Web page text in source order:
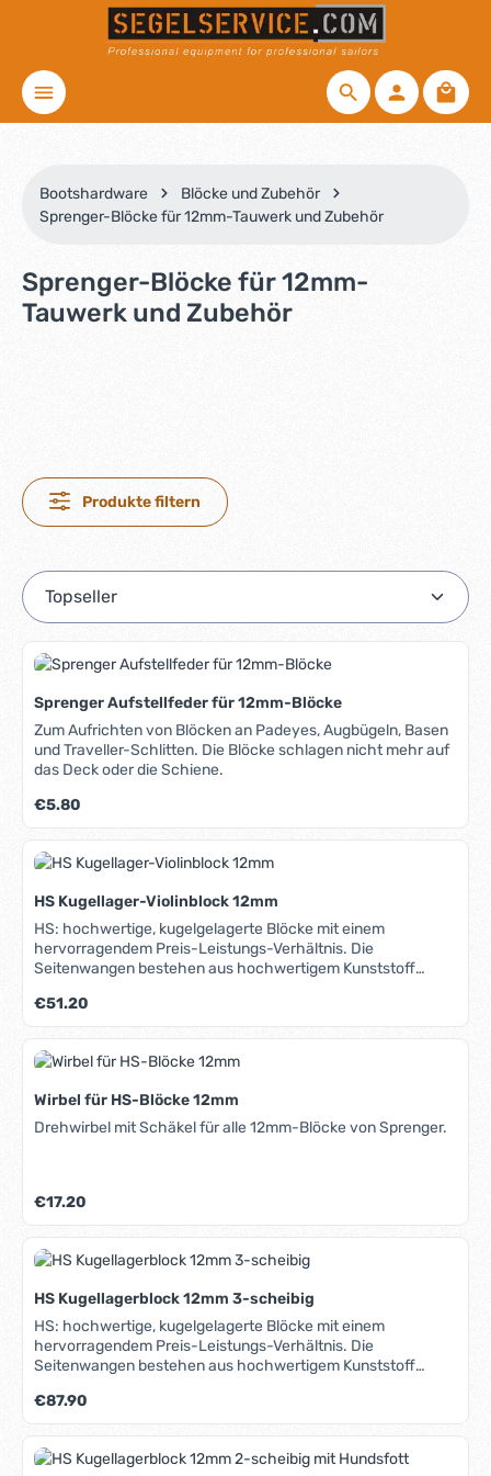
Zum Hauptinhalt springen
Bootshardware
Blöcke und Zubehör
Sprenger-Blöcke für 12mm-Tauwerk und Zubehör
Sprenger-Blöcke für 12mm-
Tauwerk und Zubehör
Produkte filtern
Sprenger Aufstellfeder für 12mm-Blöcke
Zum Aufrichten von Blöcken an Padeyes, Augbügeln, Basen
und Traveller-Schlitten. Die Blöcke schlagen nicht mehr auf
das Deck oder die Schiene.
Regulärer Preis:
€5.80
HS Kugellager-Violinblock 12mm
HS: hochwertige, kugelgelagerte Blöcke mit einem
hervorragendem Preis-Leistungs-Verhältnis. Die
Seitenwangen bestehen aus hochwertigem Kunststoff
Seitliche Verstärkungslaschen sorgen für hohe
Belastbarkeit. Alle Metallteile sind aus rost- und
säurebeständigem Edelstahl. Einsatzbereich: -
Schotsysteme - Fall- und Streckerleinen
Regulärer Preis:
€51.20
Wirbel für HS-Blöcke 12mm
Drehwirbel mit Schäkel für alle 12mm-Blöcke von Sprenger.
Regulärer Preis:
€17.20
HS Kugellagerblock 12mm 3-scheibig
HS: hochwertige, kugelgelagerte Blöcke mit einem
hervorragendem Preis-Leistungs-Verhältnis. Die
Seitenwangen bestehen aus hochwertigem Kunststoff
Seitliche Verstärkungslaschen sorgen für hohe
Belastbarkeit. Alle Metallteile sind aus rost- und
säurebeständigem Edelstahl. Einsatzbereich: -
Schotsysteme - Fall- und Streckerleinen
Regulärer Preis:
€87.90